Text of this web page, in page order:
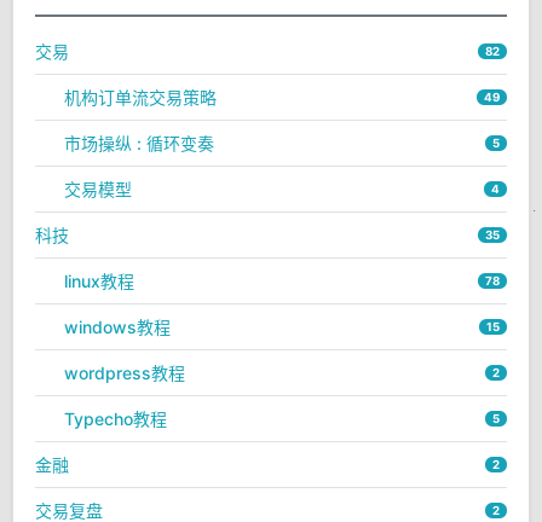
交易 82
机构订单流交易策略 49
市场操纵 : 循环变奏 5
交易模型 4
科技 35
linux教程 78
windows教程 15
wordpress教程 2
Typecho教程 5
金融 2
交易复盘 2